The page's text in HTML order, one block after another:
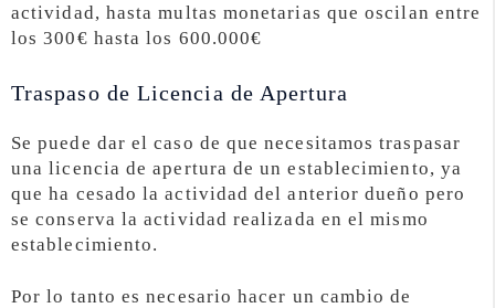
actividad, hasta multas monetarias que oscilan entre
los 300€ hasta los 600.000€
Traspaso de Licencia de Apertura
Se puede dar el caso de que necesitamos traspasar
una licencia de apertura de un establecimiento, ya
que ha cesado la actividad del anterior dueño pero
se conserva la actividad realizada en el mismo
establecimiento.
Por lo tanto es necesario hacer un cambio de